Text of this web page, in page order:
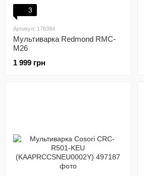
3
Артикул: 176384
Мультиварка Redmond RMC-
M26
1 999 грн